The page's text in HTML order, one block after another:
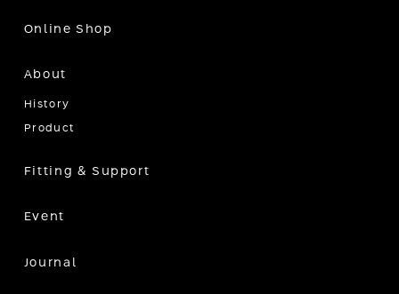
Online Shop
About
History
Product
Fitting & Support
Event
Journal